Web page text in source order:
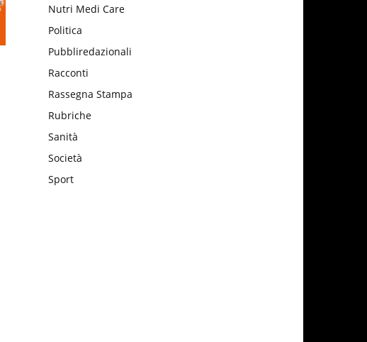
Nutri Medi Care
Politica
Pubbliredazionali
Racconti
Rassegna Stampa
Rubriche
Sanità
Società
Sport